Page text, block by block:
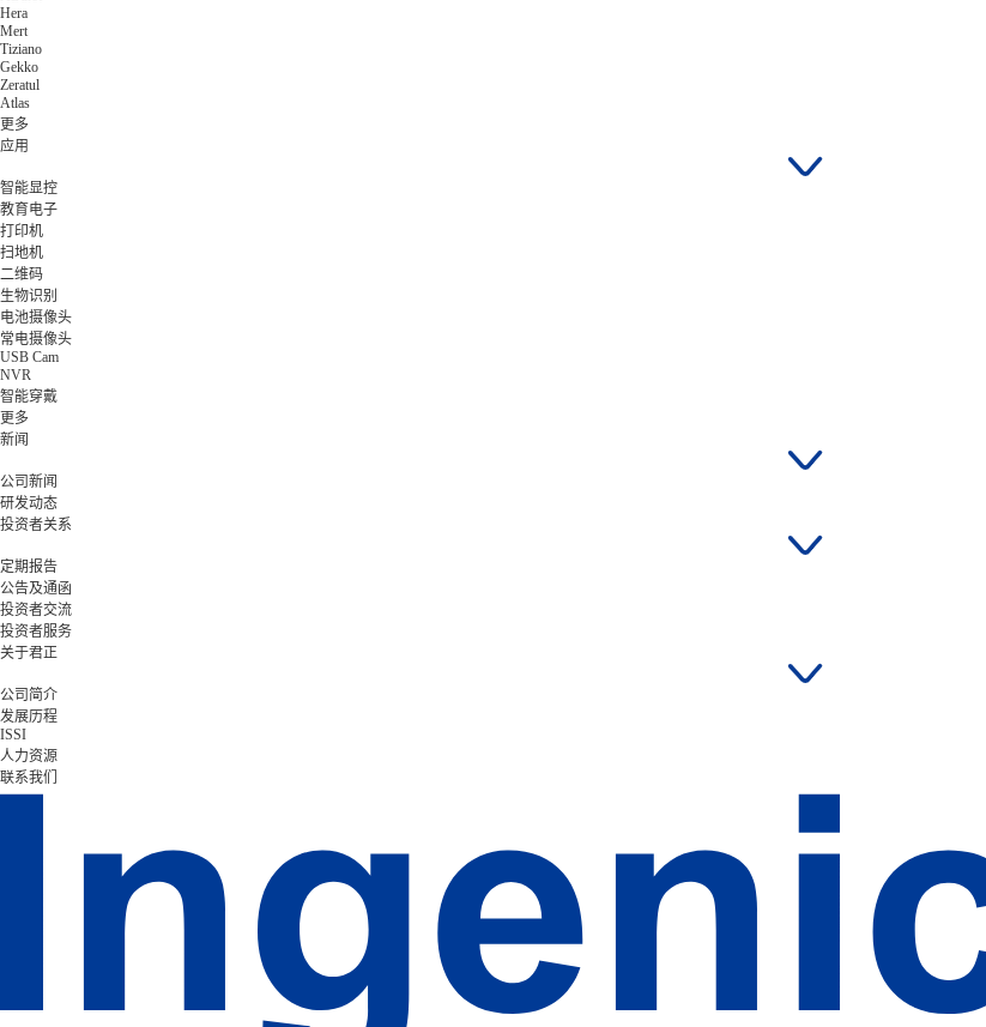
Hera
Mert
Tiziano
Gekko
Zeratul
Atlas
更多
应用
智能显控
教育电子
打印机
扫地机
二维码
生物识别
电池摄像头
常电摄像头
USB Cam
NVR
智能穿戴
更多
新闻
公司新闻
研发动态
投资者关系
定期报告
公告及通函
投资者交流
投资者服务
关于君正
公司简介
发展历程
ISSI
人力资源
联系我们